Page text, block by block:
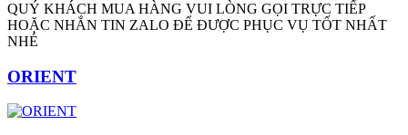
QUÝ KHÁCH MUA HÀNG VUI LÒNG GỌI TRỰC TIẾP
HOẶC NHẮN TIN ZALO ĐỂ ĐƯỢC PHỤC VỤ TỐT NHẤT
NHÉ
ORIENT